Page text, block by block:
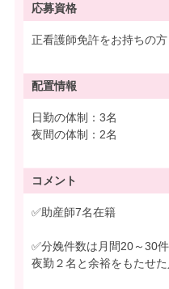
応募資格
正看護師免許をお持ちの方
配置情報
日勤の体制：3名
夜間の体制：2名
コメント
✅助産師7名在籍
✅分娩件数は月間20～30
夜勤２名と余裕をもたせ